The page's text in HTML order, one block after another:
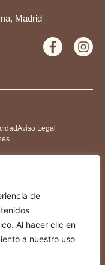
de
Al hacer clic en
a nuestro uso
Madrid
Aviso Legal